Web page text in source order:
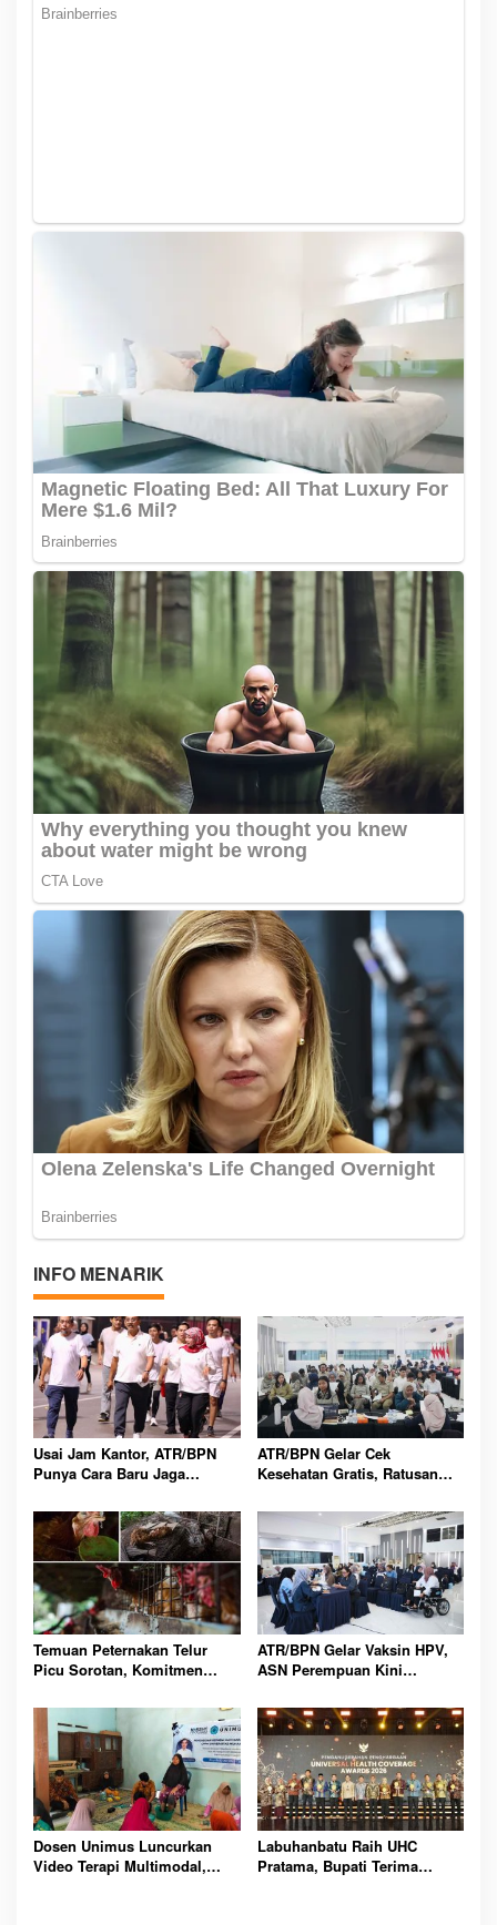
INFO MENARIK
Usai Jam Kantor, ATR/BPN
Punya Cara Baru Jaga
Slow Run
ATR/BPN Gelar Cek
Kesehatan Gratis, Ratusan
Mendaftar
Temuan Peternakan Telur
Picu Sorotan, Komitmen
Dipertanyakan Publik Global
ATR/BPN Gelar Vaksin HPV,
ASN Perempuan Kini
Kanker Serviks
Dosen Unimus Luncurkan
Video Terapi Multimodal,
Labuhanbatu Raih UHC
Pratama, Bupati Terima